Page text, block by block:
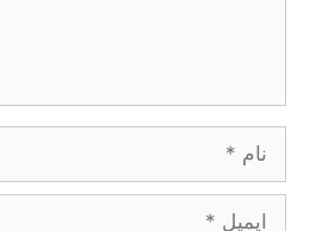
ایمیل